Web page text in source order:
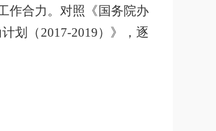
作合力。对照《国务院办
划（ 2017-2019）》，逐